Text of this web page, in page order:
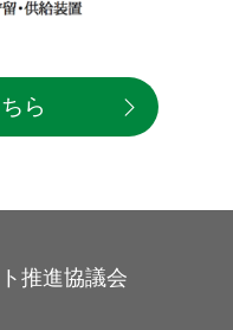
ら
推進協議会